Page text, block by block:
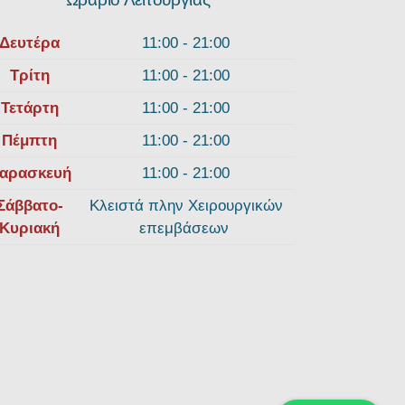
Δευτέρα
11:00 - 21:00
Τρίτη
11:00 - 21:00
Τετάρτη
11:00 - 21:00
Πέμπτη
11:00 - 21:00
11:00 - 21:00
Κυριακή
Κλειστά πλην Χειρουργικών
επεμβάσεων